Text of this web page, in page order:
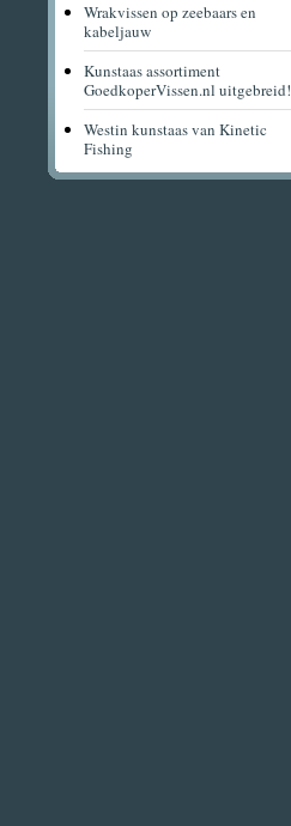
Wrakvissen op zeebaars en
kabeljauw
Kunstaas assortiment
GoedkoperVissen.nl uitgebreid!
Westin kunstaas van Kinetic
Fishing